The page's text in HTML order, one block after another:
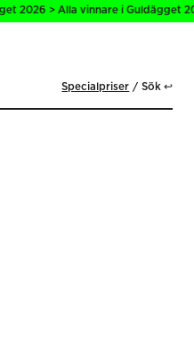
2026 > Alla vinnare i Guldägget
Specialpriser Sök ↩